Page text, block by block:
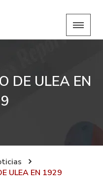
DE ULEA EN
ULEA EN 1929